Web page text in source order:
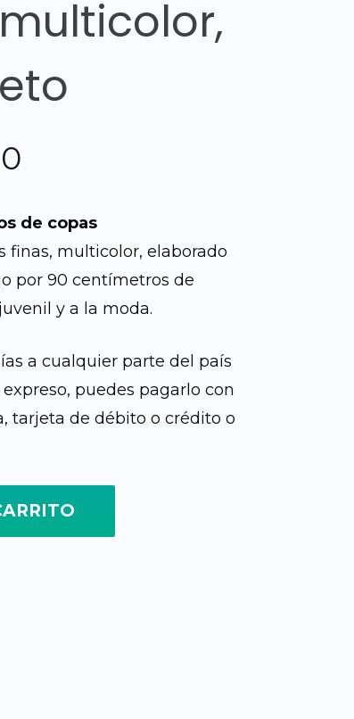
actual
es:
de copas
finas, multicolor, elaborado
por 90 centímetros de
y a la moda.
a cualquier parte del país
puedes pagarlo con
tarjeta de débito o crédito o
combinado multicolor, corte completo